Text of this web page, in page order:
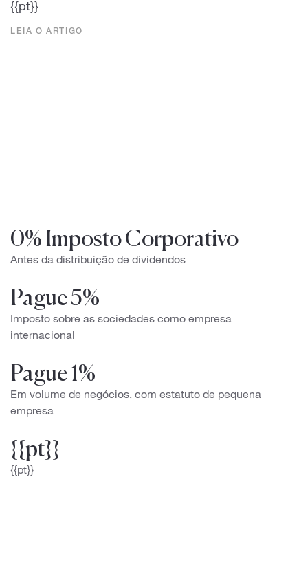
{{pt}}
LEIA O ARTIGO
0% Imposto Corporativo
Antes da distribuição de dividendos
Pague 5%
Imposto sobre as sociedades como empresa
internacional
Pague 1%
Em volume de negócios, com estatuto de pequena
empresa
{{pt}}
{{pt}}